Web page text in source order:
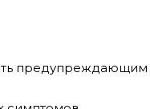
предупреждающим